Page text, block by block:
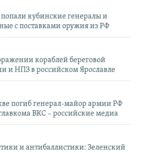
кубинские генералы и
с поставками оружия из РФ
кораблей береговой
и НПЗ в российском Ярославле
погиб генерал-майор армии РФ
ВКС – российские медиа
и антибаллистики: Зеленский